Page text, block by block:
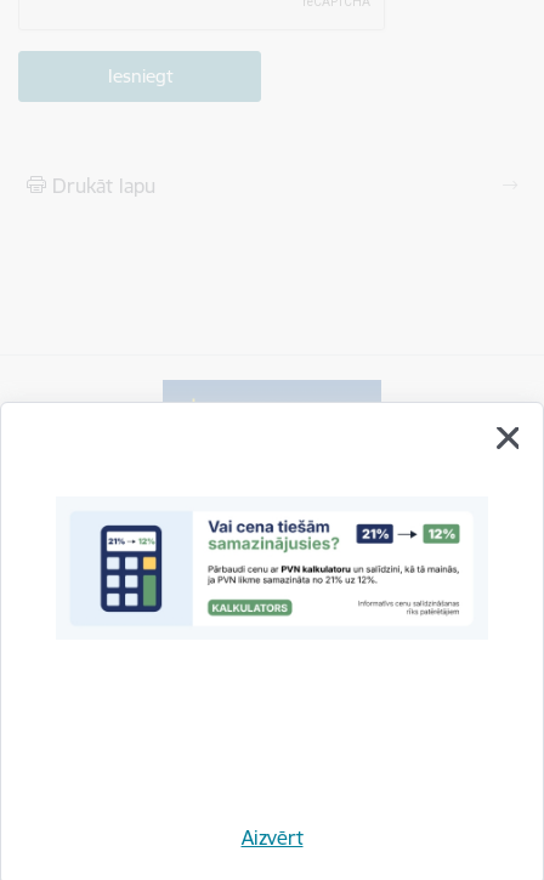
Aizvērt
Drukāt lapu
Vai šī informācija bija noderīga?